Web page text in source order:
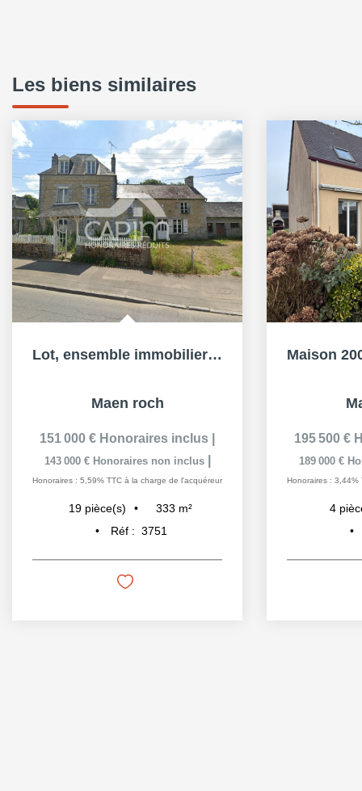
Les biens similaires
Lot, ensemble immobiliers 3 Maisons Maen Roch 19 pièce(s)...
Maen roch
151 000 € Honoraires inclus
143 000 € Honoraires non inclus
Honoraires : 5,59% TTC à la charge de l'acquéreur
19 pièce(s) 333 m²
Réf : 3751
195 500 €
189 000 €
Honoraires : 3,44%
4